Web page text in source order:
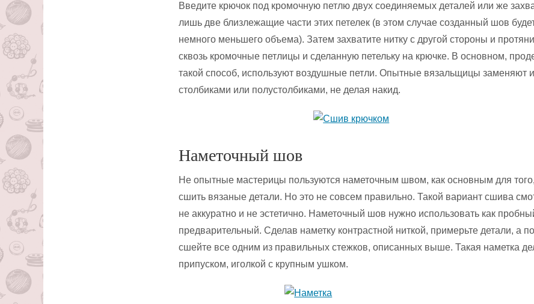
Введите крючок под кромочную петлю двух соединяемых деталей или же
лишь две близлежащие части этих петелек (в этом случае созданный шов
немного меньшего объема). Затем захватите нитку с другой стороны и
сквозь кромочные петлицы и сделанную петельку на крючке. В основном,
такой способ, используют воздушные петли. Опытные вязальщицы заменяют
столбиками или полустолбиками, не делая накид.
Наметочный шов
Не опытные мастерицы пользуются наметочным швом, как основным для
сшить вязаные детали. Но это не совсем правильно. Такой вариант сшива
не аккуратно и не эстетично. Наметочный шов нужно использовать как
предварительный. Сделав наметку контрастной ниткой, примерьте детали, а
сшейте все одним из правильных стежков, описанных выше. Такая наметка
припуском, иголкой с крупным ушком.